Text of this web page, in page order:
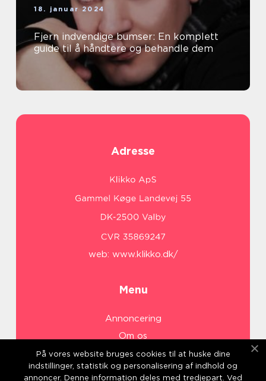
18. januar 2024
Fjern indvendige bumser: En komplett
guide til å håndtere og behandle dem
Adresse
web: www.klikko.dk/
Menu
Annoncering
Om os
Cookies
Kontakt os
På vores website bruges cookies til at huske dine
indstillinger, statistik og personalisering af indhold og
annoncer. Denne information deles med tredjepart. Ved